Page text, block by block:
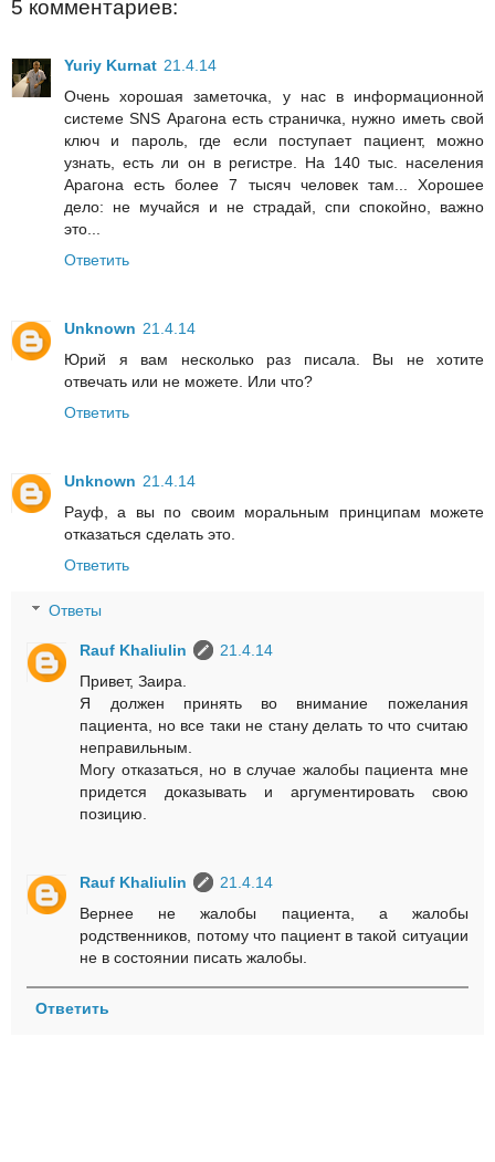
5 комментариев:
Yuriy Kurnat 21.4.14
Очень хорошая заметочка, у нас в информационной
системе SNS Арагона есть страничка, нужно иметь свой
ключ и пароль, где если поступает пациент, можно
узнать, есть ли он в регистре. На 140 тыс. населения
Арагона есть более 7 тысяч человек там... Хорошее
дело: не мучайся и не страдай, спи спокойно, важно
это...
Ответить
Unknown 21.4.14
Юрий я вам несколько раз писала. Вы не хотите
отвечать или не можете. Или что?
Ответить
Unknown 21.4.14
Рауф, а вы по своим моральным принципам можете
отказаться сделать это.
Ответить
Ответы
Rauf Khaliulin
21.4.14
Привет, Заира.
Я должен принять во внимание пожелания
пациента, но все таки не стану делать то что считаю
неправильным.
Могу отказаться, но в случае жалобы пациента мне
придется доказывать и аргументировать свою
позицию.
Rauf Khaliulin
21.4.14
Вернее не жалобы пациента, а жалобы
родственников, потому что пациент в такой ситуации
не в состоянии писать жалобы.
Ответить